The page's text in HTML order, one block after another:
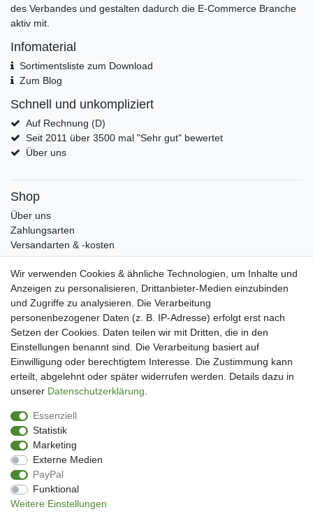
des Verbandes und gestalten dadurch die E-Commerce Branche
aktiv mit.
Infomaterial
Sortimentsliste zum Download
Zum Blog
Schnell und unkompliziert
Auf Rechnung (D)
Seit 2011 über 3500 mal "Sehr gut" bewertet
Über uns
Shop
Über uns
Zahlungsarten
Versandarten & -kosten
Widerrufsrecht
Warenkorb
Zur Kasse
Mein Konto
Kundenkonto eröffnen
Im Kundenkonto anmelden
Wunschliste
Service
Datenschutzerklärung
AGB
Impressum
Facebook
Newsletter An & Abmeldung
Wir verwenden Cookies & ähnliche Technologien, um Inhalte und
Anzeigen zu personalisieren, Drittanbieter-Medien einzubinden
und Zugriffe zu analysieren. Die Verarbeitung
personenbezogener Daten (z. B. IP-Adresse) erfolgt erst nach
Setzen der Cookies. Daten teilen wir mit Dritten, die in den
Einstellungen benannt sind. Die Verarbeitung basiert auf
Einwilligung oder berechtigtem Interesse. Die Zustimmung kann
erteilt, abgelehnt oder später widerrufen werden. Details dazu in
unserer Daten­schutz­erklärung
Essenziell
Statistik
Marketing
Externe Medien
PayPal
Funktional
Weitere Einstellungen